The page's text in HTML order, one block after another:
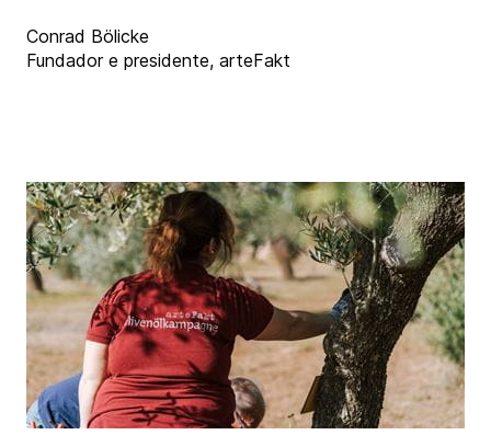
Conrad Bölicke
Fundador e presidente, arteFakt